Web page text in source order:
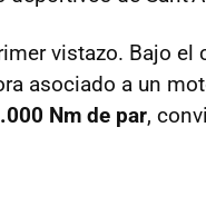
vistazo. Bajo el
asociado a un
Nm de par,